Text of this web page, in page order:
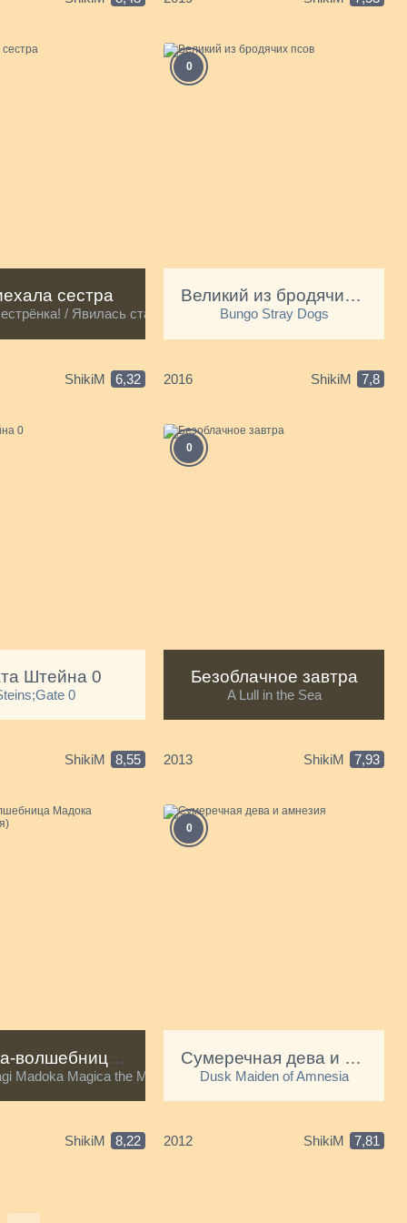
сестра
/ Явилась старшая сестра!
ShikiM 6,32
0
Великий из бродячих псов
Bungo Stray Dogs
2016 ShikiM 7,8
Штейна 0
0
ShikiM 8,55
0
Безоблачное завтра
A Lull in the Sea
2013 ShikiM 7,93
Девочка-волшебница Мадока (компиляция)
Madoka Magica the Movie Part 1: Beginnings
ShikiM 8,22
0
Сумеречная дева и амнезия
Dusk Maiden of Amnesia
2012 ShikiM 7,81